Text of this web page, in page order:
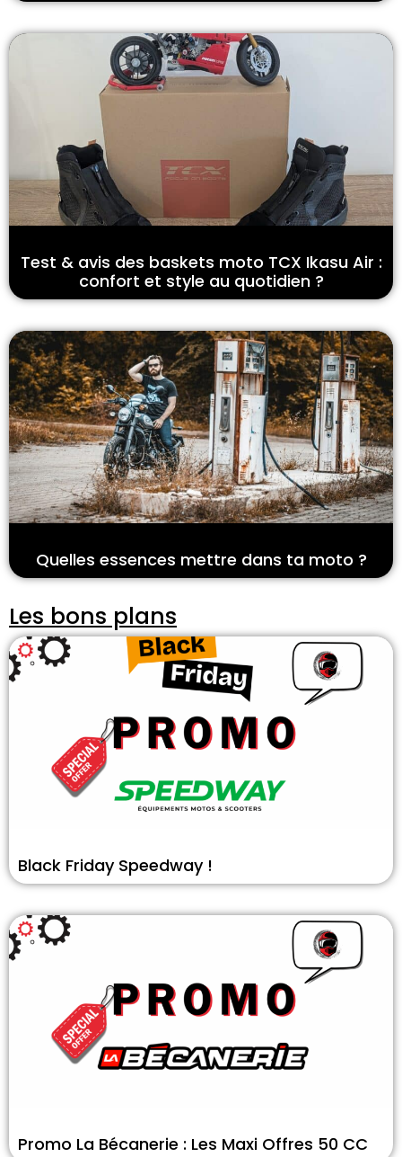
Test & avis des baskets moto TCX Ikasu Air :
confort et style au quotidien ?
Quelles essences mettre dans ta moto ?
Les bons plans
Black Friday Speedway !
Promo La Bécanerie : Les Maxi Offres 50 CC